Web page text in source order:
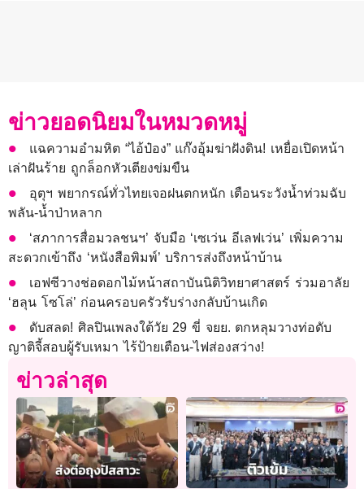
ข่าวยอดนิยมในหมวดหมู่
แฉความอำมหิต “ไอ้ป๋อง” แก๊งอุ้มฆ่าฝังดิน! เหยื่อเปิดหน้า
เล่าฝันร้าย ถูกล็อกหัวเตียงข่มขืน
อุตุฯ พยากรณ์ทั่วไทยเจอฝนตกหนัก เตือนระวังน้ำท่วมฉับ
พลัน-น้ำป่าหลาก
‘สภาการสื่อมวลชนฯ’ จับมือ ‘เซเว่น อีเลฟเว่น’ เพิ่มความ
สะดวกเข้าถึง ‘หนังสือพิมพ์’ บริการส่งถึงหน้าบ้าน
เอฟซีวางช่อดอกไม้หน้าสถาบันนิติวิทยาศาสตร์ ร่วมอาลัย
‘ฮลุน โซโล่’ ก่อนครอบครัวรับร่างกลับบ้านเกิด
ดับสลด! ศิลปินเพลงใต้วัย 29 ขี่ จยย. ตกหลุมวางท่อดับ
ญาติจี้สอบผู้รับเหมา ไร้ป้ายเตือน-ไฟส่องสว่าง!
ข่าวล่าสุด